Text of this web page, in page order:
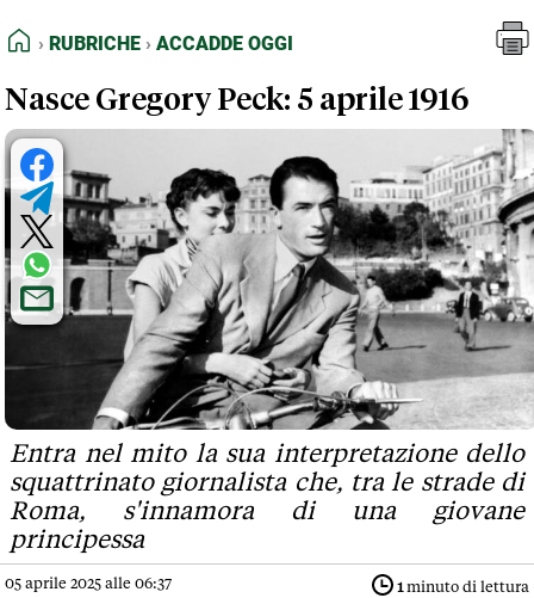
FEED RSS
NORMATIVE DEONTOLOGICHE
TERMINI e CONDIZIONI
Rubriche
Accadde oggi
HOME
RUBRICHE ACCADDE OGGI
Nasce Gregory Peck: 5 aprile 1916
Entra nel mito la sua interpretazione dello
squattrinato giornalista che, tra le strade di
Roma, s'innamora di una giovane
principessa
05 aprile 2025 alle 06:37 1minuto di lettura